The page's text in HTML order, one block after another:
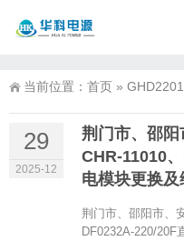
当前位置： 首页 »
29
2025-12
荆门市、邵阳
CHR-11010
电模块更换及
荆门市、邵阳市、
DF0232A-220/20F